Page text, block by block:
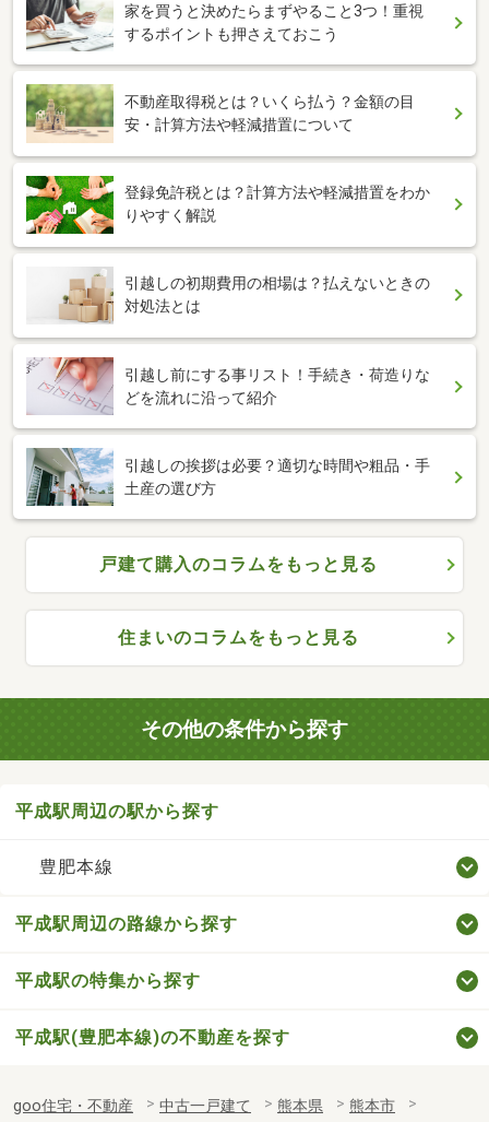
家を買うと決めたらまずやること3つ！重視
するポイントも押さえておこう
不動産取得税とは？いくら払う？金額の目
安・計算方法や軽減措置について
登録免許税とは？計算方法や軽減措置をわか
りやすく解説
引越しの初期費用の相場は？払えないときの
対処法とは
引越し前にする事リスト！手続き・荷造りな
どを流れに沿って紹介
引越しの挨拶は必要？適切な時間や粗品・手
土産の選び方
戸建て購入のコラムをもっと見る
住まいのコラムをもっと見る
その他の条件から探す
平成駅周辺の駅から探す
豊肥本線
平成駅周辺の路線から探す
平成駅の特集から探す
平成駅(豊肥本線)の不動産を探す
goo住宅・不動産 中古一戸建て 熊本県
熊本市